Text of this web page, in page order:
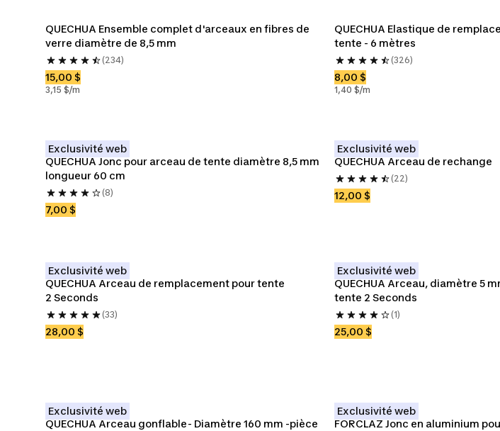
QUECHUA Ensemble complet d'arceaux en fibres de
verre diamètre de 8,5 mm
(234)
15,00 $
3,15 $/m
QUECHUA Elastique de
tente - 6 mètres
(326)
8,00 $
1,40 $/m
Exclusivité web
QUECHUA Jonc pour arceau de tente diamètre 8,5 mm
longueur 60 cm
(8)
7,00 $
Exclusivité web
(22)
12,00 $
Exclusivité web
QUECHUA Arceau de remplacement pour tente
2 Seconds
(33)
28,00 $
Exclusivité web
QUECHUA Arceau, diamètre 5
tente 2 Seconds
(1)
25,00 $
Exclusivité web
QUECHUA Arceau gonflable- Diamètre 160 mm -pièce
Exclusivité web
FORCLAZ Jonc en aluminium